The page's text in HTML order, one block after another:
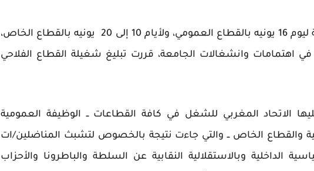
وبعد تداولها حول نتائج الانتخابات المهنية ليوم 16 يونيه بالقطاع العمومي، ولأيام 10 إلى 20 يونيه بالقطاع الخاص،
اهتمامات وانشغالات الجامعة، قررت تبليغ شغيلة القطاع الفلاحي
الاتحاد المغربي للشغل في كافة القطاعات ــ الوظيفة العمومية
والقطاع الخاص ــ والتي جاءت نتيجة بالخصوص لتشبث المناضلين/ات
الداخلية وبالاستقلالية النقابية عن السلطة والباطرونا والأحزاب